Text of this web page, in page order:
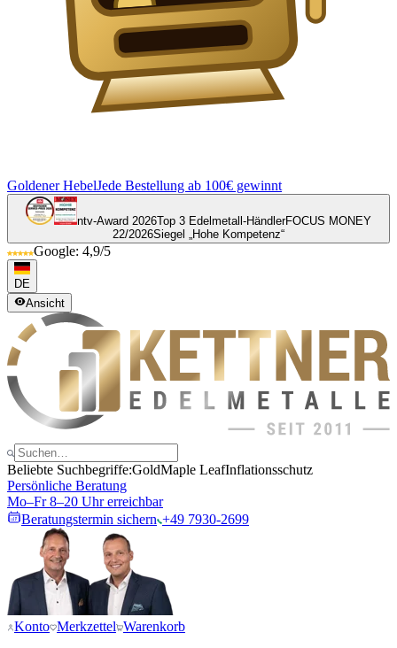
Goldener HebelJede Bestellung ab 100€ gewinnt
ntv-Award 2026Top 3 Edelmetall-HändlerFOCUS MONEY
22/2026Siegel „Hohe Kompetenz“
Google: 4,9/5
DE
Ansicht
Beliebte Suchbegriffe:GoldMaple LeafInflationsschutz
Persönliche Beratung
Mo–Fr 8–20 Uhr erreichbar
Beratungstermin sichern +49 7930-2699
Konto Merkzettel Warenkorb